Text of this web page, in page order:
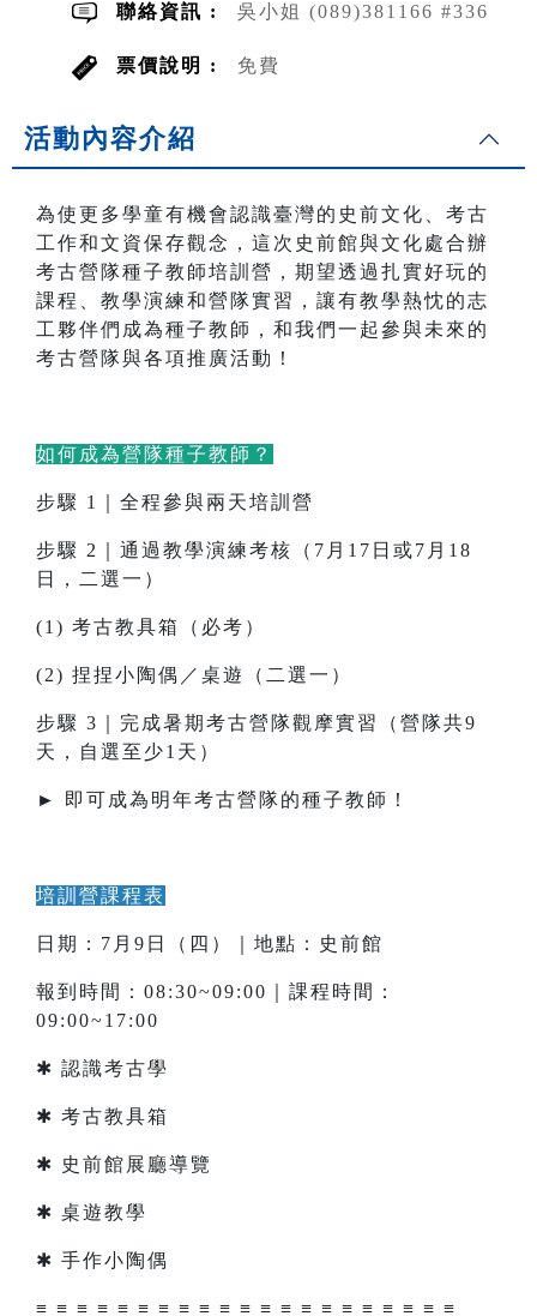
聯絡資訊 : 吳小姐 (089)381166 #336
票價說明 : 免費
活動內容介紹
為使更多學童有機會認識臺灣的史前文化、考古
工作和文資保存觀念，這次史前館與文化處合辦
考古營隊種子教師培訓營，期望透過扎實好玩的
課程、教學演練和營隊實習，讓有教學熱忱的志
工夥伴們成為種子教師，和我們一起參與未來的
考古營隊與各項推廣活動！
如何成為營隊種子教師？
步驟 1｜全程參與兩天培訓營
步驟 2｜通過教學演練考核（7月17日或7月18
日，二選一）
(1) 考古教具箱（必考）
(2) 捏捏小陶偶／桌遊（二選一）
步驟 3｜完成暑期考古營隊觀摩實習（營隊共9
天，自選至少1天）
► 即可成為明年考古營隊的種子教師！
培訓營課程表
日期：7月9日（四）｜地點：史前館
報到時間：08:30~09:00｜課程時間：
09:00~17:00
✱ 認識考古學
✱ 考古教具箱
✱ 史前館展廳導覽
✱ 桌遊教學
✱ 手作小陶偶
≡ ≡ ≡ ≡ ≡ ≡ ≡ ≡ ≡ ≡ ≡ ≡ ≡ ≡ ≡ ≡ ≡ ≡ ≡ ≡ ≡